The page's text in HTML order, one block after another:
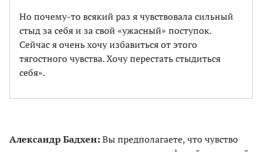
Но почему-то всякий раз я чувствовала сильный
стыд за себя и за свой «ужасный» поступок.
Сейчас я очень хочу избавиться от этого
тягостного чувства. Хочу перестать стыдиться
себя».
Александр Бадхен:Вы предполагаете, что чувство